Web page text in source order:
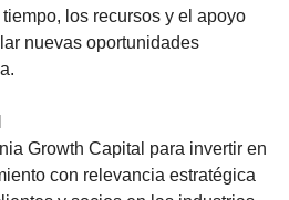
los recursos y el apoyo
nuevas oportunidades
Growth Capital para invertir en
con relevancia estratégica